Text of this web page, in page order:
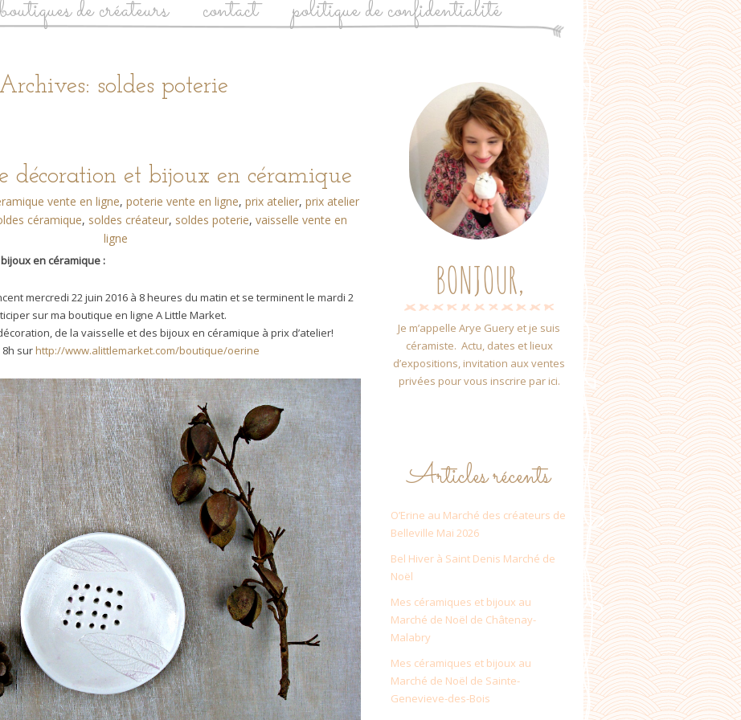
boutiques de créateurs contact politique de confidentialité
soldes poterie
décoration et bijoux en céramique
vente en ligne,poterie vente en ligne,prix atelier,prix atelier
céramique, soldes créateur, soldes poterie, vaisselle vente en
ligne
en céramique :
mercredi 22 juin 2016 à 8 heures du matin et se terminent le mardi 2
sur ma boutique en ligne A Little Market.
de la vaisselle et des bijoux en céramique à prix d’atelier!
surhttp://www.alittlemarket.com/boutique/oerine
BONJOUR,
Je m’appelle Arye Guery et je suis
céramiste. Actu, dates et lieux
d’expositions, invitation aux ventes
privées pour vous inscrire par ici.
Articles récents
O’Erine au Marché des créateurs de
Belleville Mai 2026
Bel Hiver à Saint Denis Marché de
Noël
Mes céramiques et bijoux au
Marché de Noël de Châtenay-
Malabry
Mes céramiques et bijoux au
Marché de Noël de Sainte-
Genevieve-des-Bois